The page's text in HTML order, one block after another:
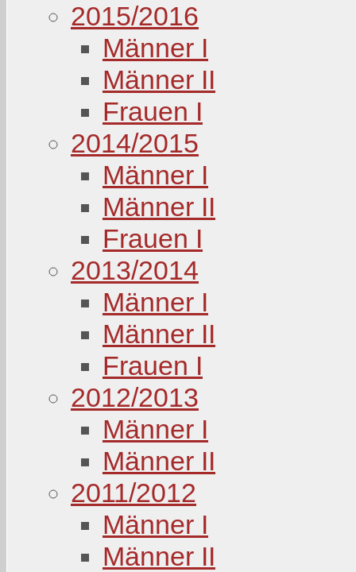
2015/2016
Männer I
Männer II
Frauen I
2014/2015
Männer I
Männer II
Frauen I
2013/2014
Männer I
Männer II
Frauen I
2012/2013
Männer I
Männer II
2011/2012
Männer I
Männer II